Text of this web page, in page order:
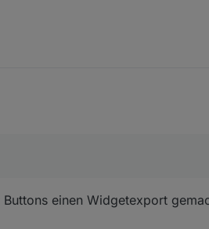
einen Widgetexport